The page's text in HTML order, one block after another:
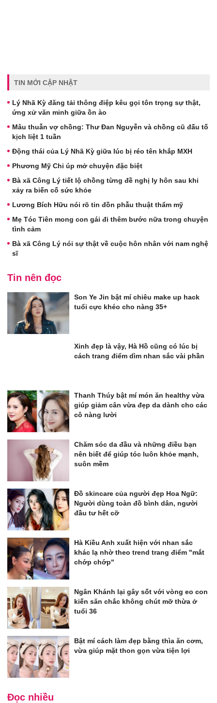
TIN MỚI CẬP NHẬT
Lý Nhã Kỳ đăng tải thông điệp kêu gọi tôn trọng sự thật,
ứng xử văn minh giữa ồn ào
Mâu thuẫn vợ chồng: Thư Đan Nguyễn và chồng cũ đấu tố
kịch liệt 1 tuần
Động thái của Lý Nhã Kỳ giữa lúc bị réo tên khắp MXH
Phương Mỹ Chi úp mở chuyện đặc biệt
Bà xã Công Lý tiết lộ chồng từng đề nghị ly hôn sau khi
xảy ra biến cố sức khỏe
Lương Bích Hữu nói rõ tin đồn phẫu thuật thẩm mỹ
Mẹ Tóc Tiên mong con gái đi thêm bước nữa trong chuyện
tình cảm
Bà xã Công Lý nói sự thật về cuộc hôn nhân với nam nghệ
sĩ
Tin nên đọc
Son Ye Jin bật mí chiêu make up hack
tuổi cực khéo cho nàng 35+
Xinh đẹp là vậy, Hà Hồ cũng có lúc bị
cách trang điểm dìm nhan sắc vài phần
Thanh Thúy bật mí món ăn healthy vừa
giúp giảm cân vừa đẹp da dành cho các
cô nàng lười
Chăm sóc da đầu và những điều bạn
nên biết để giúp tóc luôn khỏe mạnh,
suôn mềm
Đồ skincare của người đẹp Hoa Ngữ:
Người dùng toàn đồ bình dân, người
đầu tư hết cỡ
Hà Kiều Anh xuất hiện với nhan sắc
khác lạ nhờ theo trend trang điểm "mắt
chớp chớp"
Ngân Khánh lại gây sốt với vòng eo con
kiến săn chắc không chút mỡ thừa ở
tuổi 36
Bật mí cách làm đẹp bằng thìa ăn cơm,
vừa giúp mặt thon gọn vừa tiện lợi
Đọc nhiều